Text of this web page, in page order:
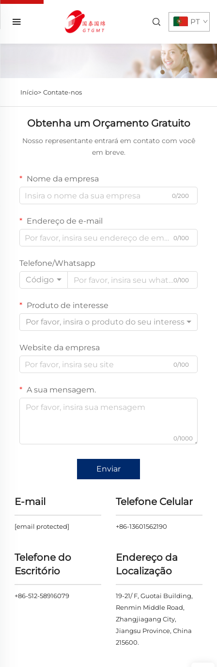
PT
Início> Contate-nos
Obtenha um Orçamento Gratuito
Nosso representante entrará em contato com você
em breve.
Nome da empresa
0/200
Endereço de e-mail
0/100
Telefone/Whatsapp
Código
0/100
Produto de interesse
Por favor, insira o produto do seu interesse
Website da empresa
0/100
A sua mensagem.
0/1000
Enviar
E-mail
[email protected]
Telefone Celular
+86-13601562190
Telefone do
Escritório
+86-512-58916079
Endereço da
Localização
19-21/ F, Guotai Building,
Renmin Middle Road,
Zhangjiagang City,
Jiangsu Province, China
215600.